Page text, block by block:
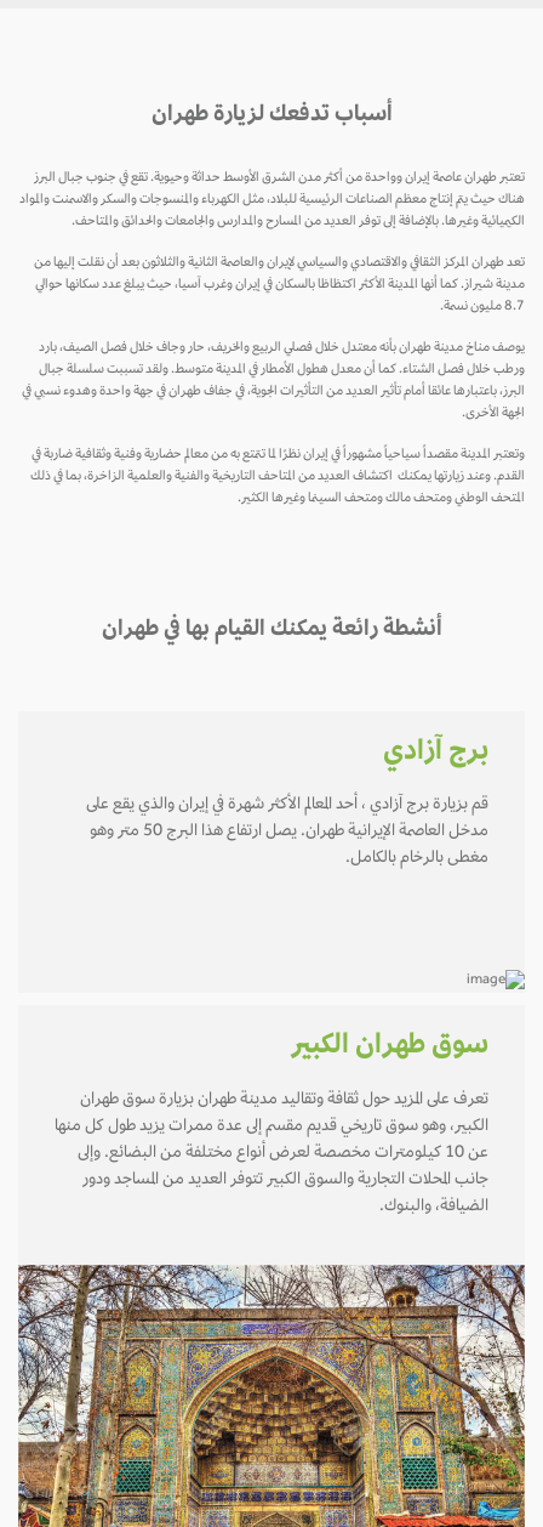
أسباب تدفعك لزيارة طهران
تعتبر طهران عاصمة إيران وواحدة من أكثر مدن الشرق الأوسط حداثة وحيوية. تقع في جنوب جبال البرز
هناك حيث يتم إنتاج معظم الصناعات الرئيسية للبلاد، مثل الكهرباء والمنسوجات والسكر والاسمنت والمواد
الكيميائية وغيرها. بالإضافة إلى توفر العديد من المسارح والمدارس والجامعات والحدائق والمتاحف.
تعد طهران المركز الثقافي والاقتصادي والسياسي لإيران والعاصمة الثانية والثلاثون بعد أن نقلت إليها من
مدينة شيراز. كما أنها المدينة الأكثر اكتظاظا بالسكان في إيران وغرب آسيا، حيث يبلغ عدد سكانها حوالي
8.7 مليون نسمة.
يوصف مناخ مدينة طهران بأنه معتدل خلال فصلي الربيع والخريف، حار وجاف خلال فصل الصيف، بارد
ورطب خلال فصل الشتاء. كما أن معدل هطول الأمطار في المدينة متوسط. ولقد تسببت سلسلة جبال
البرز، باعتبارها عائقا أمام تأثير العديد من التأثيرات الجوية، في جفاف طهران في جهة واحدة وهدوء نسبي في
الجهة الأخرى.
وتعتبر المدينة مقصداً سياحياً مشهوراً في إيران نظرًا لما تتمتع به من معالم حضارية وفنية وثقافية ضاربة في
القدم. وعند زيارتها يمكنك اكتشاف العديد من المتاحف التاريخية والفنية والعلمية الزاخرة، بما في ذلك
المتحف الوطني ومتحف مالك ومتحف السينما وغيرها الكثير.
أنشطة رائعة يمكنك القيام بها في طهران
برج آزادي
قم بزيارة برج آزادي ، أحد المعالم الأكثر شهرة في إيران والذي يقع على
مدخل العاصمة الإيرانية طهران. يصل ارتفاع هذا البرج 50 متر وهو
مغطى بالرخام بالكامل.
سوق طهران الكبير
تعرف على المزيد حول ثقافة وتقاليد مدينة طهران بزيارة سوق طهران
الكبير، وهو سوق تاريخي قديم مقسم إلى عدة ممرات يزيد طول كل منها
عن 10 كيلومترات مخصصة لعرض أنواع مختلفة من البضائع. وإلى
جانب المحلات التجارية والسوق الكبير تتوفر العديد من المساجد ودور
الضيافة، والبنوك.